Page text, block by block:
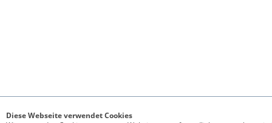
Diese Webseite verwendet Cookies